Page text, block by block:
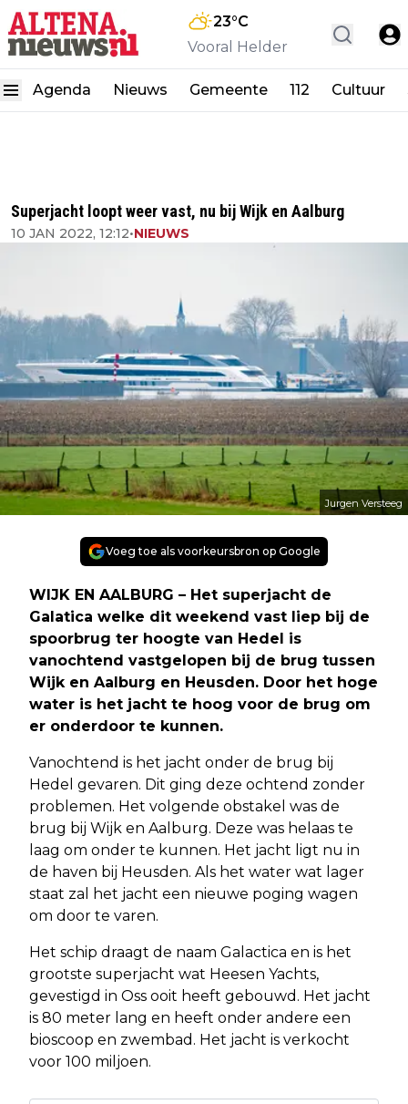
23°C
Vooral Helder
Agenda Nieuws Gemeente 112 Cultuur
Superjacht loopt weer vast, nu bij Wijk en Aalburg
10 JAN 2022, 12:12•NIEUWS
Jurgen Versteeg
Voeg toe als voorkeursbron op Google
WIJK EN AALBURG – Het superjacht de
Galatica welke dit weekend vast liep bij de
spoorbrug ter hoogte van Hedel is
vanochtend vastgelopen bij de brug tussen
Wijk en Aalburg en Heusden. Door het hoge
water is het jacht te hoog voor de brug om
er onderdoor te kunnen.
Vanochtend is het jacht onder de brug bij
Hedel gevaren. Dit ging deze ochtend zonder
problemen. Het volgende obstakel was de
brug bij Wijk en Aalburg. Deze was helaas te
laag om onder te kunnen. Het jacht ligt nu in
de haven bij Heusden. Als het water wat lager
staat zal het jacht een nieuwe poging wagen
om door te varen.
Het schip draagt de naam Galactica en is het
grootste superjacht wat Heesen Yachts,
gevestigd in Oss ooit heeft gebouwd. Het jacht
is 80 meter lang en heeft onder andere een
bioscoop en zwembad. Het jacht is verkocht
voor 100 miljoen.